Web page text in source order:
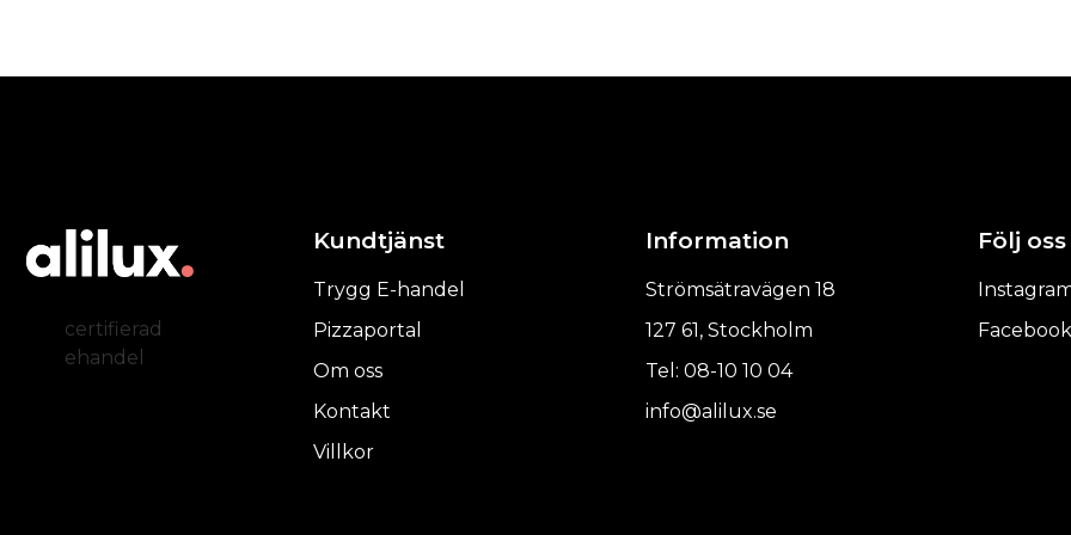
certifierad
ehandel
Kundtjänst
Trygg E-handel
Pizzaportal
Om oss
Kontakt
Villkor
Information
Strömsätravägen 18
127 61, Stockholm
Tel: 08-10 10 04
info@alilux.se
Följ oss
Facebook